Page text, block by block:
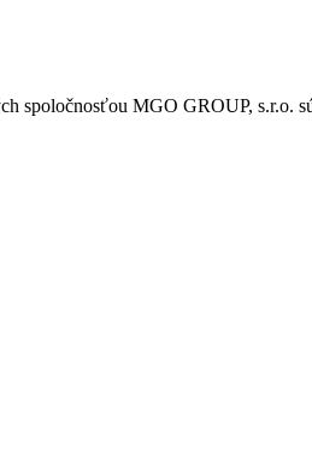
spoločnosťou MGO GROUP, s.r.o.